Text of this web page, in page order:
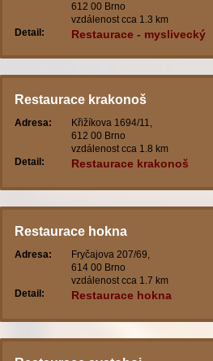
612 00 Brno
vzdálenost cca 1.3 km
Detail:
Restaurace - myslivecký
Restaurace krakonoš
Adresa:
Křižíkova 1694/11,
612 00 Brno
vzdálenost cca 1.8 km
Detail:
Restaurace krakonoš
Restaurace hokna
Adresa:
Fryčajova 207/69,
614 00 Brno
vzdálenost cca 1.7 km
Detail:
Restaurace hokna